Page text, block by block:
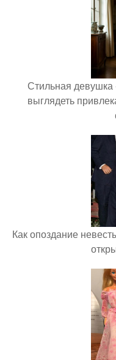
Стильная девушка
выглядеть
Как опоздание